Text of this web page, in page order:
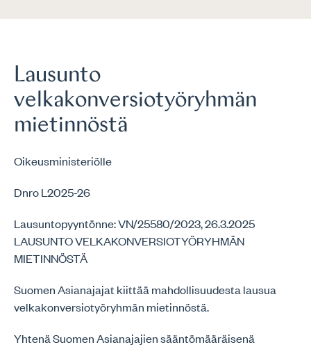
Lausunto
velkakonversiotyöryhmän
mietinnöstä
Oikeusministeriölle
Dnro L2025-26
Lausuntopyyntönne: VN/25580/2023, 26.3.2025
LAUSUNTO VELKAKONVERSIOTYÖRYHMÄN
MIETINNÖSTÄ
Suomen Asianajajat kiittää mahdollisuudesta lausua
velkakonversiotyöryhmän mietinnöstä.
Yhtenä Suomen Asianajajien sääntömääräisenä